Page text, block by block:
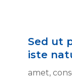
Sed ut
iste
amet,